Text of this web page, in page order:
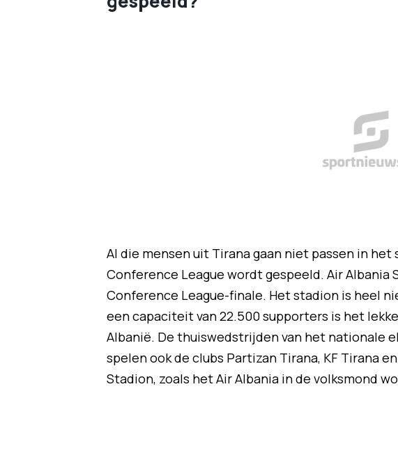
Al die mensen uit Tirana gaan niet passen in het
Conference League wordt gespeeld. Air Albania
Conference League-finale. Het stadion is heel
een capaciteit van 22.500 supporters is het
Albanië. De thuiswedstrijden van het nationale
spelen ook de clubs Partizan Tirana, KF Tirana
Stadion, zoals het Air Albania in de volksmond